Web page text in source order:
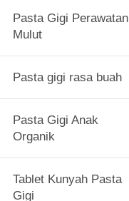
Pasta Gigi Perawatan
Mulut
Pasta gigi rasa buah
Pasta Gigi Anak
Organik
Tablet Kunyah Pasta
Gigi